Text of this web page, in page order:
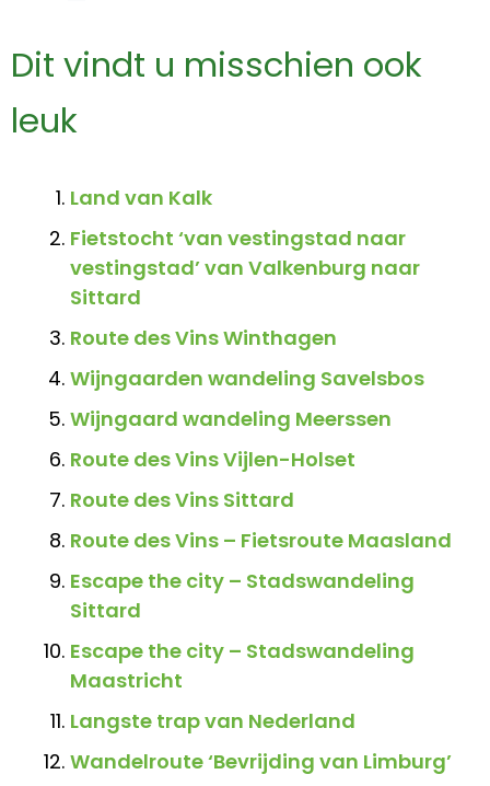
Dit vindt u misschien ook
leuk
Land van Kalk
Fietstocht ‘van vestingstad naar
vestingstad’ van Valkenburg naar
Sittard
Route des Vins Winthagen
Wijngaarden wandeling Savelsbos
Wijngaard wandeling Meerssen
Route des Vins Vijlen-Holset
Route des Vins Sittard
Route des Vins – Fietsroute Maasland
Escape the city – Stadswandeling
Sittard
Escape the city – Stadswandeling
Maastricht
Langste trap van Nederland
Wandelroute ‘Bevrijding van Limburg’